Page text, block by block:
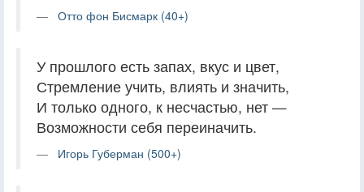
Отто фон Бисмарк (40+)
У прошлого есть запах, вкус и цвет,
Стремление учить, влиять и значить,
И только одного, к несчастью, нет —
Возможности себя переиначить.
Игорь Губерман (500+)